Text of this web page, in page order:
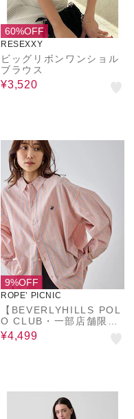
60%OFF
RESEXXY
ビッグリボンワンショル
ブラウス
¥3,520
9%OFF
ROPE’ PICNIC
【BEVERLYHILLS POL
O CLUB・一部店舗限
定】ストライプビッグシ
ルエットシャツ
¥4,499